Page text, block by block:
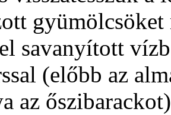
savanyított
(előbb az
az